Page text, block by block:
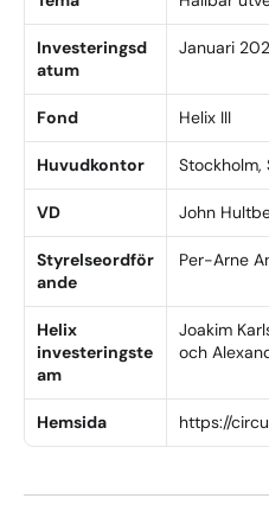
Investeringsd
atum
Januari
Fond Helix III
Huvudkontor Stockholm,
VD John
Styrelseordför
ande
Per-Arne
Helix
investeringste
am
Joakim
och
Hemsida https://